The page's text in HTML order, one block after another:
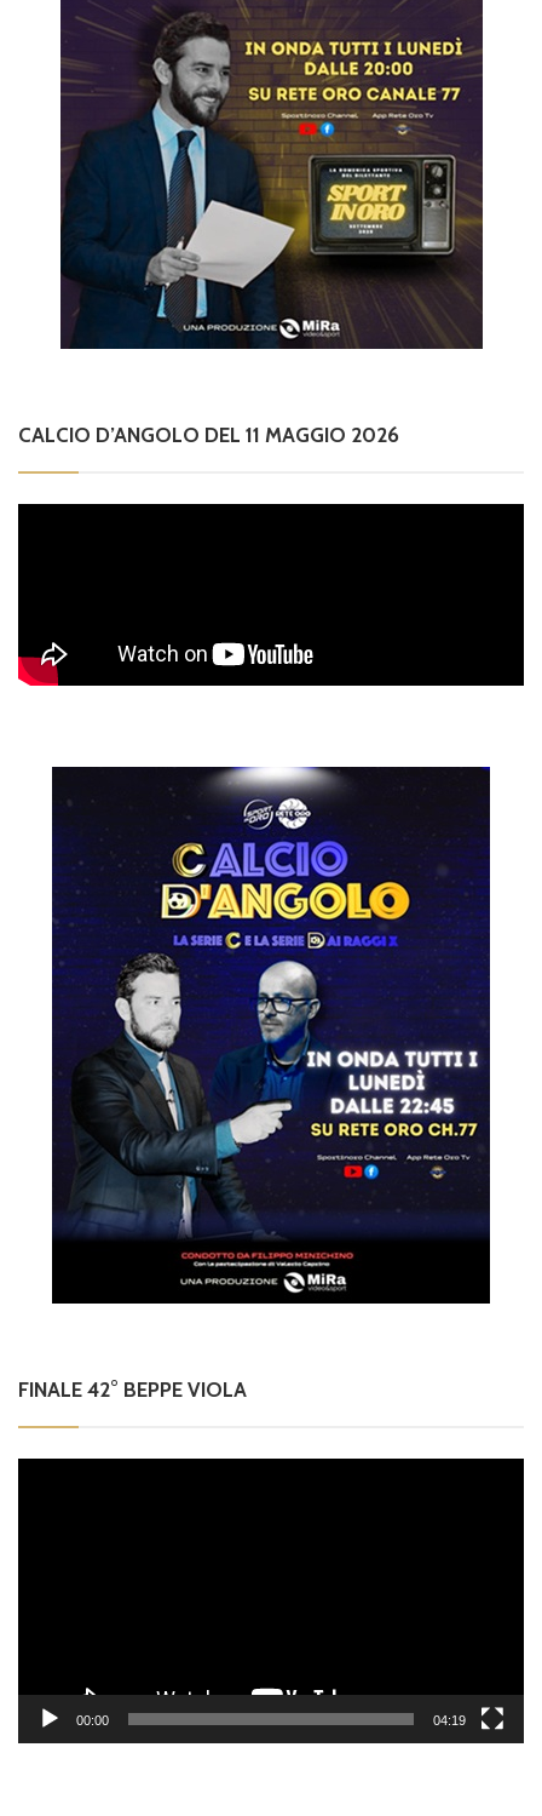
CALCIO D’ANGOLO DEL 11 MAGGIO 2026
FINALE 42° BEPPE VIOLA
00:00 04:19